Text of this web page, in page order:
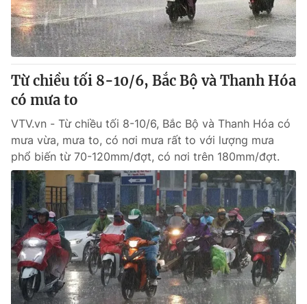
Từ chiều tối 8-10/6, Bắc Bộ và Thanh Hóa
có mưa to
VTV.vn - Từ chiều tối 8-10/6, Bắc Bộ và Thanh Hóa có
mưa vừa, mưa to, có nơi mưa rất to với lượng mưa
phổ biến từ 70-120mm/đợt, có nơi trên 180mm/đợt.